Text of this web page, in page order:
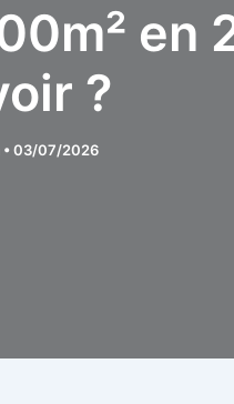
en
?
•03/07/2026